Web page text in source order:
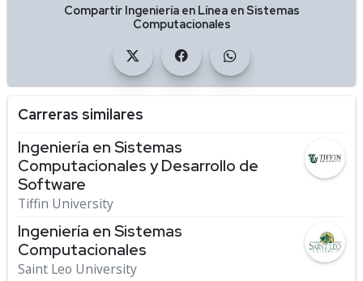
Compartir Ingeniería en Línea en Sistemas
Computacionales
Carreras similares
Ingeniería en Sistemas
Computacionales y Desarrollo de
Software
Tiffin University
Ingeniería en Sistemas
Computacionales
Saint Leo University